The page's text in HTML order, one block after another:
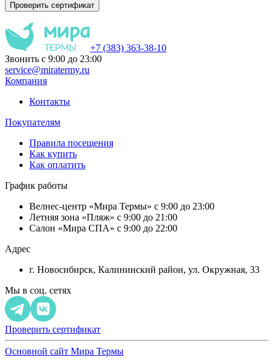
Проверить сертификат
+7 (383) 363-38-10
Звонить с 9:00 до 23:00
service@miratermy.ru
Компания
Контакты
Покупателям
Правила посещения
Как купить
Как оплатить
График работы
Велнес-центр «Мира Термы» с 9:00 до 23:00
Летняя зона «Пляж» с 9:00 до 21:00
Салон «Мира СПА» с 9:00 до 22:00
Адрес
г. Новосибирск, Калининский район, ул. Окружная, 33
Мы в соц. сетях
Проверить сертификат
Основной сайт Мира Термы